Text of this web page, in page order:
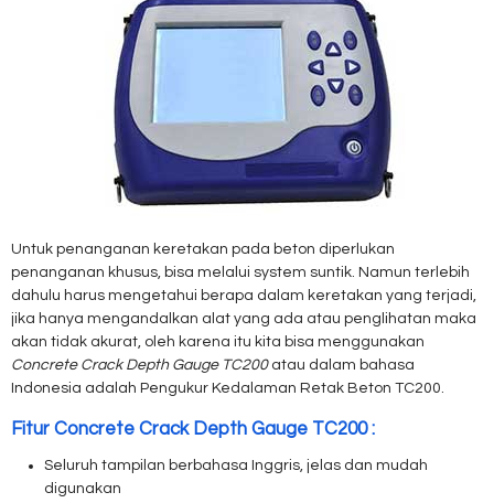
Untuk penanganan keretakan pada beton diperlukan
penanganan khusus, bisa melalui system suntik. Namun terlebih
dahulu harus mengetahui berapa dalam keretakan yang terjadi,
jika hanya mengandalkan alat yang ada atau penglihatan maka
akan tidak akurat, oleh karena itu kita bisa menggunakan
Concrete Crack Depth Gauge TC200atau dalam bahasa
Indonesia adalah Pengukur Kedalaman Retak Beton TC200.
Fitur Concrete Crack Depth Gauge TC200 :
Seluruh tampilan berbahasa Inggris, jelas dan mudah
digunakan